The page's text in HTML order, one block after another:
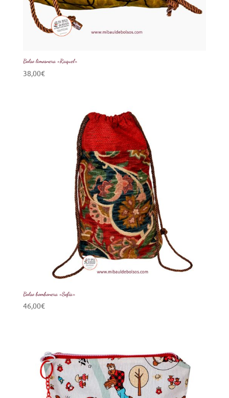
Bolso limosnera «Raquel»
38,00€
Bolso bombonera «Sofia»
46,00€